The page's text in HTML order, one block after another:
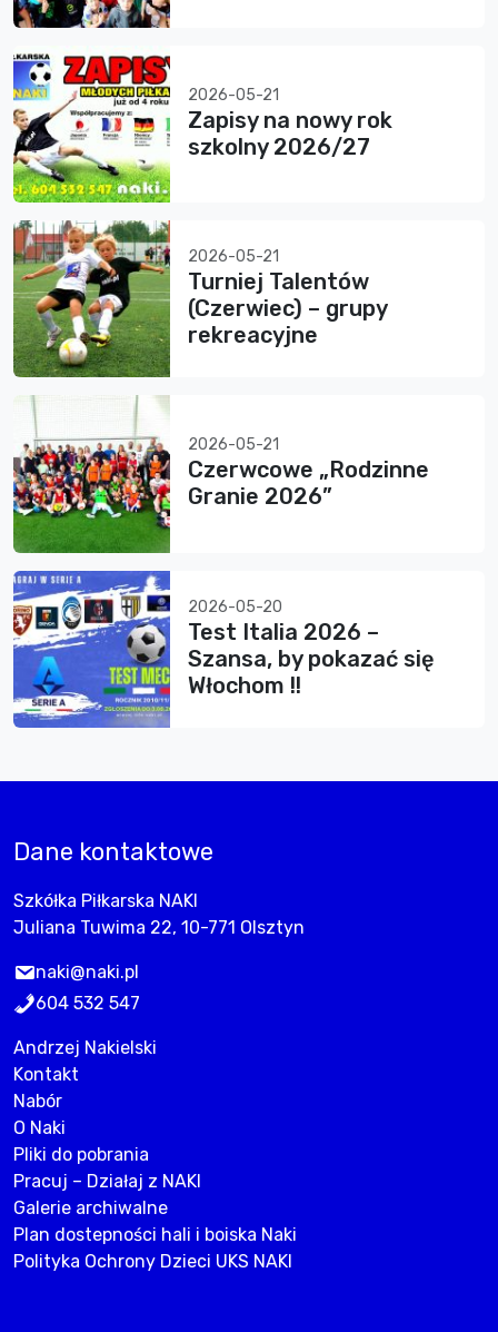
2026-05-21
Zapisy na nowy rok
szkolny 2026/27
2026-05-21
Turniej Talentów
(Czerwiec) – grupy
rekreacyjne
2026-05-21
Czerwcowe „Rodzinne
Granie 2026”
2026-05-20
Test Italia 2026 –
Szansa, by pokazać się
Włochom !!
Dane kontaktowe
Szkółka Piłkarska NAKI
Juliana Tuwima 22, 10-771 Olsztyn
naki@naki.pl
604 532 547
Andrzej Nakielski
Kontakt
Nabór
O Naki
Pliki do pobrania
Pracuj – Działaj z NAKI
Galerie archiwalne
Plan dostepności hali i boiska Naki
Polityka Ochrony Dzieci UKS NAKI